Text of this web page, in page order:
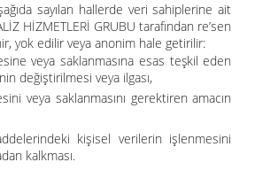
sayılan hallerde veri sahiplerine ait
HİZMETLERİ GRUBU tarafından re’sen
yok edilir veya anonim hale getirilir:
veya saklanmasına esas teşkileden
değiştirilmesi veya ilgası,
veya saklanmasını gerektiren amacın
kişisel verilerin işlenmesini
kalkması.